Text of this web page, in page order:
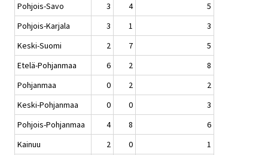
Pohjois-Savo
3 4
5
Pohjois-Karjala
3 1
3
Keski-Suomi
2 7
5
Etelä-Pohjanmaa
6 2
8
Pohjanmaa
0 2
2
Keski-Pohjanmaa
0 0
3
Pohjois-Pohjanmaa
4 8
6
Kainuu
2 0
1